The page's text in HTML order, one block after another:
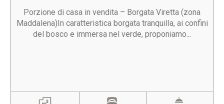
Porzione di casa in vendita – Borgata Viretta (zona
Maddalena)In caratteristica borgata tranquilla, ai confini
del bosco e immersa nel verde, proponiamo...